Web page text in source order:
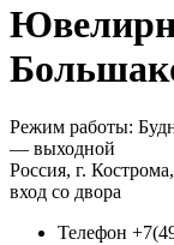
Режим работы:
— выходной
Россия, г.
вход со двора
Телефон